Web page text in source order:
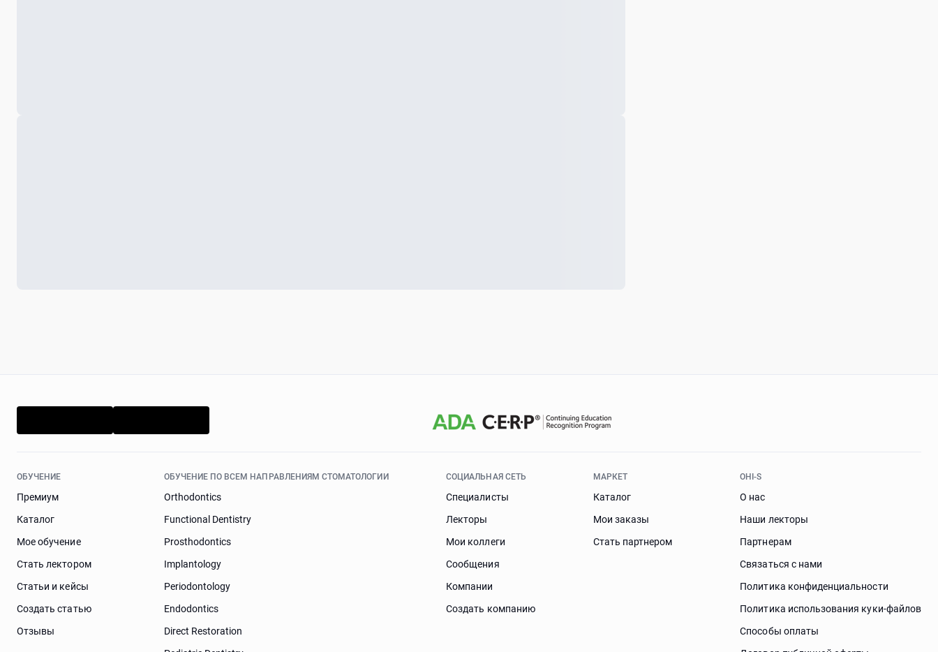
ОБУЧЕНИЕ
Премиум
Каталог
Мое обучение
Стать лектором
Статьи и кейсы
Cоздать статью
Отзывы
ОБУЧЕНИЕ ПО ВСЕМ НАПРАВЛЕНИЯМ СТОМАТОЛОГИИ
Orthodontics
Functional Dentistry
Prosthodontics
Implantology
Periodontology
Endodontics
Direct Restoration
СОЦИАЛЬНАЯ СЕТЬ
Специалисты
Лекторы
Мои коллеги
Сообщения
Компании
Создать компанию
МАРКЕТ
Каталог
Мои заказы
Стать партнером
OHI-S
О нас
Наши лекторы
Партнерам
Связаться с нами
Политика конфиденциальности
Политика использования куки-файлов
Способы оплаты